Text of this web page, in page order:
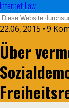
Internet-Law
22.06, 2015 • 9
Über